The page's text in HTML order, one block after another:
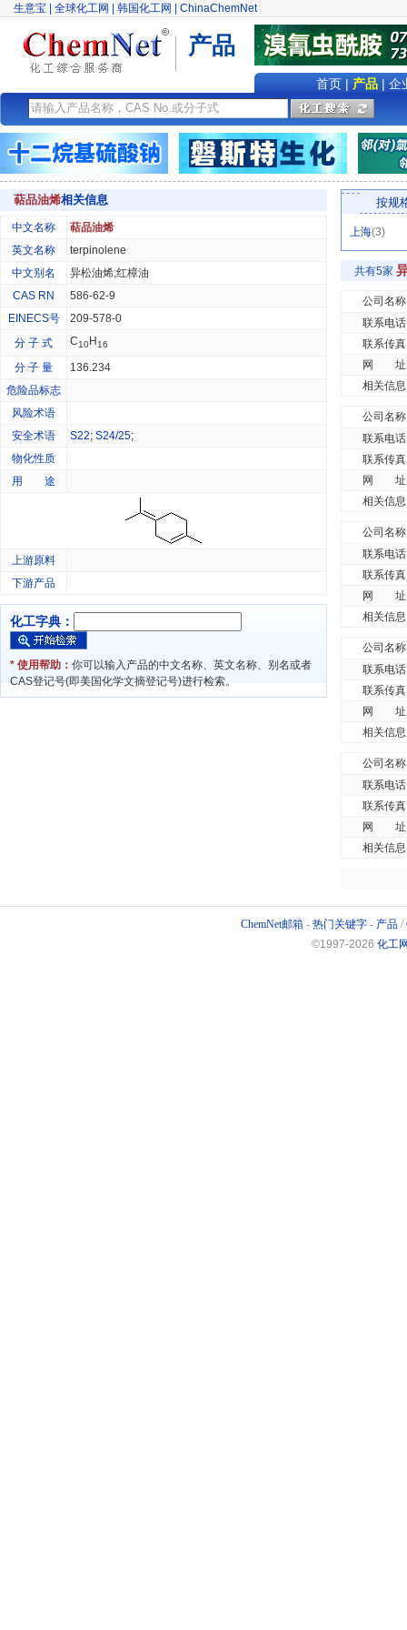
生意宝 全球化工网 韩国化工网 ChinaChemNet
产品
首页| 产品| 企
萜品油烯相关信息
中文名称
萜品油烯
英文名称
terpinolene
中文别名
异松油烯;红樟油
CAS RN
586-62-9
EINECS号
209-578-0
分 子 式
C10H16
分 子 量
136.234
危险品标志
风险术语
安全术语
S22; S24/25;
物化性质
用 途
上游原料
下游产品
化工字典：
* 使用帮助： 你可以输入产品的中文名称、英文名称、别名或者
CAS登记号(即美国化学文摘登记号)进行检索。
按规
上海(3)
共有5家
公司名称
联系电话
联系传真
网 址
相关信息
公司名称
联系电话
联系传真
网 址
相关信息
公司名称
联系电话
联系传真
网 址
相关信息
公司名称
联系电话
联系传真
网 址
相关信息
公司名称
联系电话
联系传真
网 址
相关信息
ChemNet邮箱 - 热门关键字 - 产品 /
©1997-2026 化工